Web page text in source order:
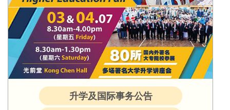
升学及国际事务公告